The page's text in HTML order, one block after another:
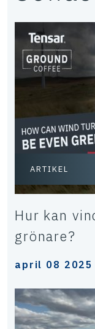
ARTIKEL
Hur kan
grönare?
april 08 2025